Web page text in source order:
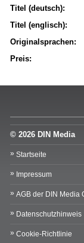
Titel (deutsch):
Titel (englisch):
Originalsprachen:
Preis:
© 2026 DIN Media
Startseite
Impressum
AGB der DIN Media
Datenschutzhinweis
Cookie-Richtlinie